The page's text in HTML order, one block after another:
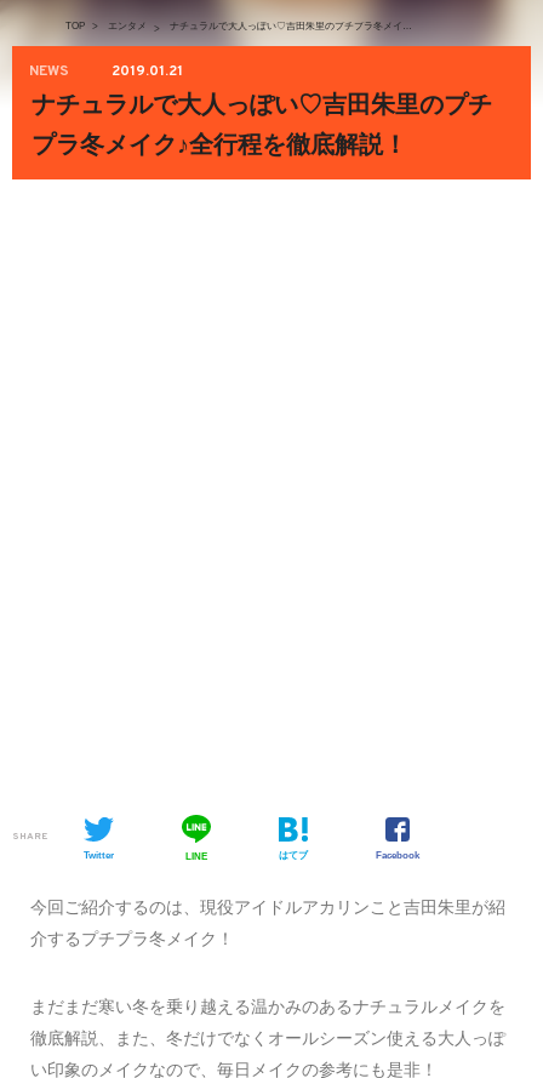
TOP > エンタメ > ナチュラルで大人っぽい♡吉田朱里のプチプラ冬メイク♪全行程を徹底解説！
NEWS 2019.01.21
ナチュラルで大人っぽい♡吉田朱里のプチ
プラ冬メイク♪全行程を徹底解説！
SHARE
Twitter LINE はてブ Facebook
今回ご紹介するのは、現役アイドルアカリンこと吉田朱里が紹
介するプチプラ冬メイク！
まだまだ寒い冬を乗り越える温かみのあるナチュラルメイクを
徹底解説、また、冬だけでなくオールシーズン使える大人っぽ
い印象のメイクなので、毎日メイクの参考にも是非！